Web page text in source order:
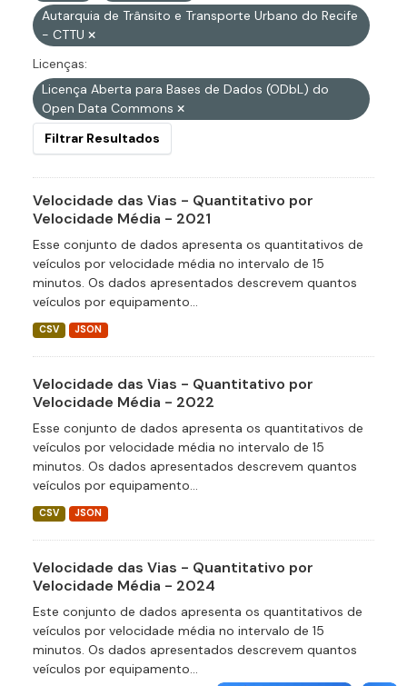
Autarquia de Trânsito e Transporte Urbano do Recife
- CTTU
Licenças:
Licença Aberta para Bases de Dados (ODbL) do
Open Data Commons
Filtrar Resultados
Velocidade das Vias - Quantitativo por
Velocidade Média - 2021
Esse conjunto de dados apresenta os quantitativos de
veículos por velocidade média no intervalo de 15
minutos. Os dados apresentados descrevem quantos
veículos por equipamento...
CSV JSON
Velocidade das Vias - Quantitativo por
Velocidade Média - 2022
Esse conjunto de dados apresenta os quantitativos de
veículos por velocidade média no intervalo de 15
minutos. Os dados apresentados descrevem quantos
veículos por equipamento...
CSV JSON
Velocidade das Vias - Quantitativo por
Velocidade Média - 2024
Este conjunto de dados apresenta os quantitativos de
veículos por velocidade média no intervalo de 15
minutos. Os dados apresentados descrevem quantos
veículos por equipamento...